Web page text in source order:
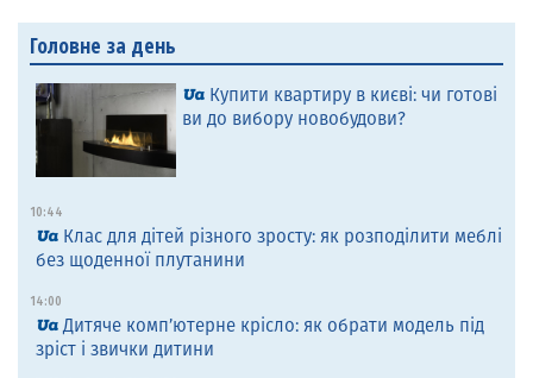
Головне за день
Купити квартиру в києві: чи готові
ви до вибору новобудови?
10:44
Клас для дітей різного зросту: як розподілити меблі
без щоденної плутанини
14:00
Дитяче комп’ютерне крісло: як обрати модель під
зріст і звички дитини